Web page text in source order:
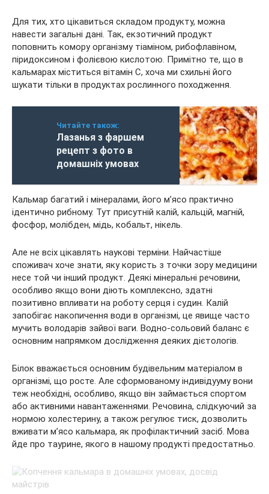
Для тих, хто цікавиться складом продукту, можна
навести загальні дані. Так, екзотичний продукт
поповнить комору організму тіаміном, рибофлавіном,
піридоксином і фолієвою кислотою. Примітно те, що в
кальмарах міститься вітамін С, хоча ми схильні його
шукати тільки в продуктах рослинного походження.
Читайте також:
Лазанья з фаршем
рецепт з фото в
домашніх умовах
Кальмар багатий і мінералами, його м’ясо практично
ідентично рибному. Тут присутній калій, кальцій, магній,
фосфор, молібден, мідь, кобальт, нікель.
Але не всіх цікавлять наукові терміни. Найчастіше
споживач хоче знати, яку користь з точки зору медицини
несе той чи інший продукт. Деякі мінеральні речовини,
особливо якщо вони діють комплексно, здатні
позитивно впливати на роботу серця і судин. Калій
запобігає накопичення води в організмі, це явище часто
мучить володарів зайвої ваги. Водно-сольовий баланс є
основним напрямком дослідження деяких дієтологів.
Білок вважається основним будівельним матеріалом в
організмі, що росте. Але сформованому індивідууму вони
теж необхідні, особливо, якщо він займається спортом
або активними навантаженнями. Речовина, слідкуючий за
нормою холестерину, а також регулює тиск, дозволить
вживати м’ясо кальмара, як профілактичний засіб. Мова
йде про таурине, якого в нашому продукті предостатньо.